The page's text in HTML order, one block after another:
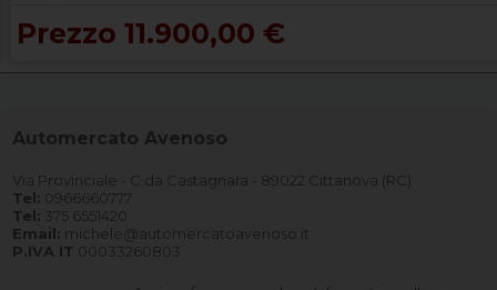
Prezzo 11.900,00 €
Automercato Avenoso
Via Provinciale - C.da Castagnara - 89022 Cittanova (RC)
Tel: 0966660777
Tel: 375 6551420
Email: michele@automercatoavenoso.it
P.IVA IT 00033260803